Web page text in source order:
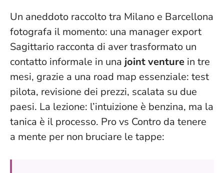
Un aneddoto raccolto tra Milano e Barcellona
fotografa il momento: una manager export
Sagittario racconta di aver trasformato un
contatto informale in una joint venture in tre
mesi, grazie a una road map essenziale: test
pilota, revisione dei prezzi, scalata su due
paesi. La lezione: l’intuizione è benzina, ma la
tanica è il processo. Pro vs Contro da tenere
a mente per non bruciare le tappe: